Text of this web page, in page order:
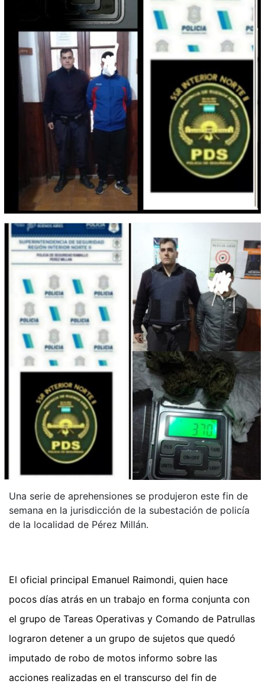
Una serie de aprehensiones se produjeron este fin de
semana en la jurisdicción de la subestación de policía
de la localidad de Pérez Millán.
El oficial principal Emanuel Raimondi, quien hace
pocos días atrás en un trabajo en forma conjunta con
el grupo de Tareas Operativas y Comando de Patrullas
lograron detener a un grupo de sujetos que quedó
imputado de robo de motos informo sobre las
acciones realizadas en el transcurso del fin de